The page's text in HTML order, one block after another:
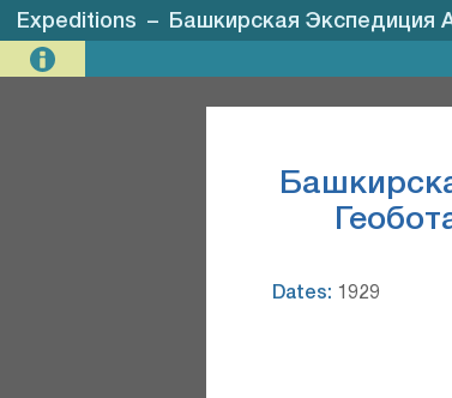
Expeditions – Башкирская Экспедиция
Dates: 1929